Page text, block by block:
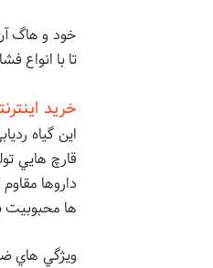
خود و هاگ
تا با انواع
خرید
اين گياه
قارچ هايي
داروها
ها محبوبيت
ويژگي هاي